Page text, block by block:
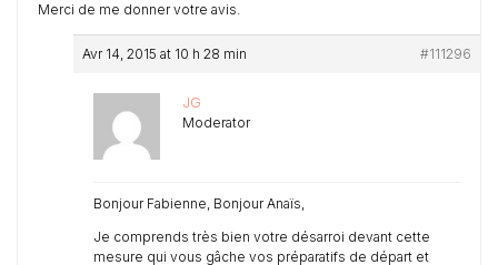
Merci de me donner votre avis.
Avr 14, 2015 at 10 h 28 min #111296
JG
Moderator
Bonjour Fabienne, Bonjour Anaïs,
Je comprends très bien votre désarroi devant cette
mesure qui vous gâche vos préparatifs de départ et